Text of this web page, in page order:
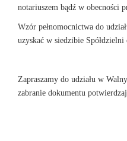
notariuszem bądź w obecności
Wzór pełnomocnictwa do
uzyskać w siedzibie
Zapraszamy do udziału w
zabranie dokumentu